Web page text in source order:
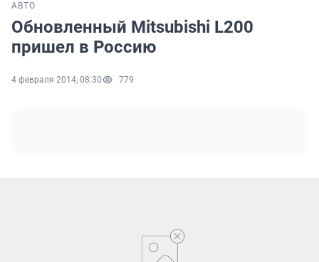
АВТО
Обновленный Mitsubishi L200
пришел в Россию
4 февраля 2014, 08:30 779